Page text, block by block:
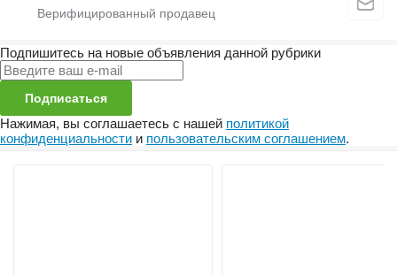
Подпишитесь на новые объявления данной рубрики
Подписаться
Нажимая, вы соглашаетесь с нашей политикой
конфиденциальности и пользовательским соглашением.